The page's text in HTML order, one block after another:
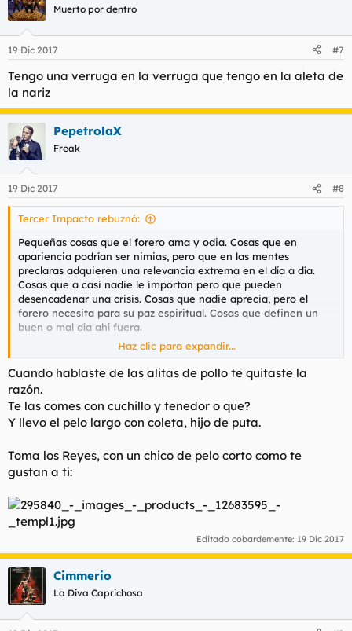
Muerto por dentro
19 Dic 2017 #7
Tengo una verruga en la verruga que tengo en la aleta de
la nariz
PepetrolaX
Freak
19 Dic 2017 #8
Tercer Impacto rebuznó:
Pequeñas cosas que el forero ama y odia. Cosas que en
apariencia podrían ser nimias, pero que en las mentes
preclaras adquieren una relevancia extrema en el día a día.
Cosas que a casi nadie le importan pero que pueden
desencadenar una crisis. Cosas que nadie aprecia, pero el
forero necesita para su paz espiritual. Cosas que definen un
buen o mal día ahí fuera.
- Camisas.
Odio las camisas. No puedo llevar camisas ni polos. Solo
camisetas. Esto es muy importante. Lo mismo ocurre con
cardigans de mierda. Solo puedo llevar jerseis o sudaderas. Los
abrigos han de ser con cremallera. Los botones en la ropa me
molestan sobremanera.
- Verrugas.
Es ver una verruga en alguien y despertar la bestia contra esa
vida. Una marca, un aviso del destino. Las verrugas son mucho
más que un mero accidente cutáneo. He mandado a la mierda
a mujeres que tras desnudarse delante de mi tenian alguna
verruga en la espalda. Al igual que los fenómenos atmosféricos
extraños suelen ocurrir en Rusia porque es un territorio
enorme y paralelo al ecuador, las verrugas suelen estar en la
espalda. Fuera de mi casa esa puta verrugosa. Punto. La palma
se la lleva la gente que tiene una verruga cerca de la oreja o
en la esquina de la cara al lado de la aleta de la nariz. A la
mierda todos esos. Sin excepción.
Haz clic para expandir...
Cuando hablaste de las alitas de pollo te quitaste la
razón.
Te las comes con cuchillo y tenedor o que?
Y llevo el pelo largo con coleta, hijo de puta.
Toma los Reyes, con un chico de pelo corto como te
gustan a ti:
Editado cobardemente: 19 Dic 2017
Cimmerio
La Diva Caprichosa